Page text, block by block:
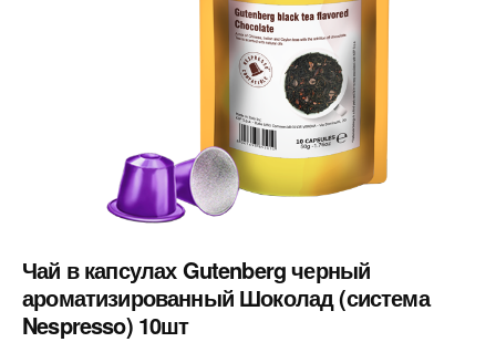
Чай в капсулах Gutenberg черный
ароматизированный Шоколад (система
Nespresso) 10шт